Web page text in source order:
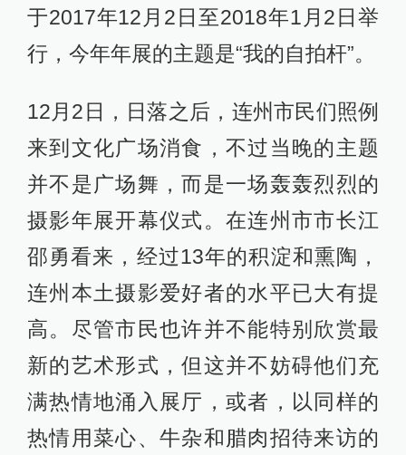
于2017年12月2日至2018年1月2日举
行，今年年展的主题是“我的自拍杆”。
12月2日，日落之后，连州市民们照例
来到文化广场消食，不过当晚的主题
并不是广场舞，而是一场轰轰烈烈的
摄影年展开幕仪式。在连州市市长江
邵勇看来，经过13年的积淀和熏陶，
连州本土摄影爱好者的水平已大有提
高。尽管市民也许并不能特别欣赏最
新的艺术形式，但这并不妨碍他们充
满热情地涌入展厅，或者，以同样的
热情用菜心、牛杂和腊肉招待来访的